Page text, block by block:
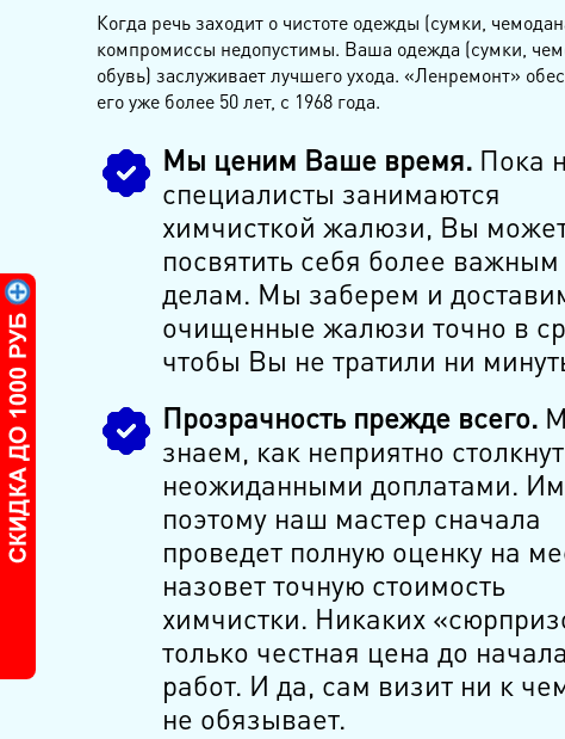
Когда речь заходит о чистоте одежды (сумки,
компромиссы недопустимы. Ваша одежда (сумки,
обувь) заслуживает лучшего ухода. «Ленремонт»
его уже более 50 лет, с 1968 года.
Мы ценим Ваше время.Пока
специалисты занимаются
химчисткой жалюзи, Вы
посвятить себя более важным
делам. Мы заберем и
очищенные жалюзи точно в
чтобы Вы не тратили ни
Прозрачность прежде всего.
знаем, как неприятно
неожиданными доплатами.
поэтому наш мастер сначала
проведет полную оценку на
назовет точную стоимость
химчистки. Никаких
только честная цена до начала
работ. И да, сам визит ни к
не обязывает.